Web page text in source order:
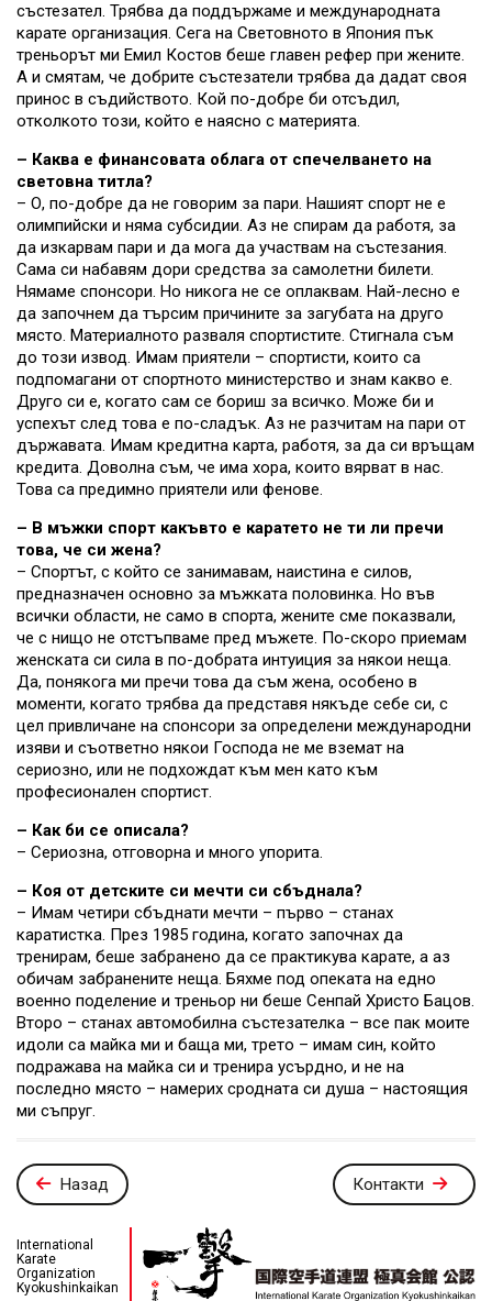
състезател. Трябва да поддържаме и международната
карате организация. Сега на Световното в Япония пък
треньорът ми Емил Костов беше главен рефер при жените.
А и смятам, че добрите състезатели трябва да дадат своя
принос в съдийството. Кой по-добре би отсъдил,
отколкото този, който е наясно с материята.
– Каква е финансовата облага от спечелването на
световна титла?
– О, по-добре да не говорим за пари. Нашият спорт не е
олимпийски и няма субсидии. Аз не спирам да работя, за
да изкарвам пари и да мога да участвам на състезания.
Сама си набавям дори средства за самолетни билети.
Нямаме спонсори. Но никога не се оплаквам. Най-лесно е
да започнем да търсим причините за загубата на друго
място. Материалното разваля спортистите. Стигнала съм
до този извод. Имам приятели – спортисти, които са
подпомагани от спортното министерство и знам какво е.
Друго си е, когато сам се бориш за всичко. Може би и
успехът след това е по-сладък. Аз не разчитам на пари от
държавата. Имам кредитна карта, работя, за да си връщам
кредита. Доволна съм, че има хора, които вярват в нас.
Това са предимно приятели или фенове.
– В мъжки спорт какъвто е каратето не ти ли пречи
това, че си жена?
– Спортът, с който се занимавам, наистина е силов,
предназначен основно за мъжката половинка. Но във
всички области, не само в спорта, жените сме показвали,
че с нищо не отстъпваме пред мъжете. По-скоро приемам
женската си сила в по-добрата интуиция за някои неща.
Да, понякога ми пречи това да съм жена, особено в
моменти, когато трябва да представя някъде себе си, с
цел привличане на спонсори за определени международни
изяви и съответно някои Господа не ме вземат на
сериозно, или не подхождат към мен като към
професионален спортист.
– Как би се описала?
– Сериозна, отговорна и много упорита.
– Коя от детските си мечти си сбъднала?
– Имам четири сбъднати мечти – първо – станах
каратистка. През 1985 година, когато започнах да
тренирам, беше забранено да се практикува карате, а аз
обичам забранените неща. Бяхме под опеката на едно
военно поделение и треньор ни беше Сенпай Христо Бацов.
Второ – станах автомобилна състезателка – все пак моите
идоли са майка ми и баща ми, трето – имам син, който
подражава на майка си и тренира усърдно, и не на
последно място – намерих сродната си душа – настоящия
ми съпруг.
Назад Контакти
International
Karate
Organization
Kyokushinkaikan